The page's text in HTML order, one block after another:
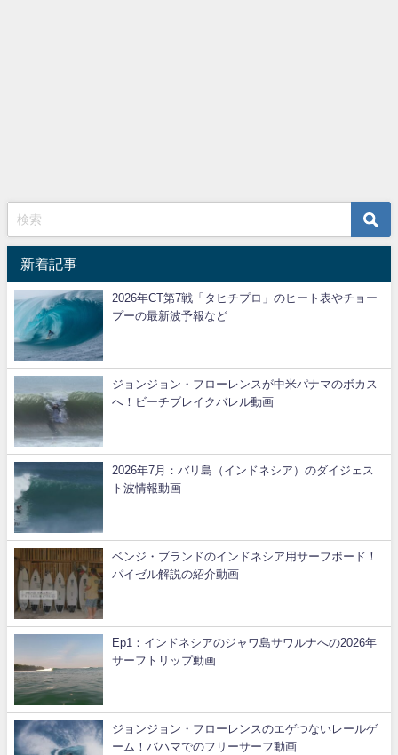
新着記事
2026年CT第7戦「タヒチプロ」のヒート表やチョー
プーの最新波予報など
ジョンジョン・フローレンスが中米パナマのボカス
へ！ビーチブレイクバレル動画
2026年7月：バリ島（インドネシア）のダイジェス
ト波情報動画
ベンジ・ブランドのインドネシア用サーフボード！
パイゼル解説の紹介動画
Ep1：インドネシアのジャワ島サワルナへの2026年
サーフトリップ動画
ジョンジョン・フローレンスのエゲつないレールゲ
ーム！バハマでのフリーサーフ動画